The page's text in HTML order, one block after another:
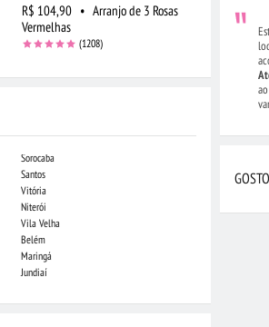
R$ 104,90 • Arranjo de 3 Rosas
Vermelhas
(1208)
R$ 159,90
Brancas
Sorocaba
Santos
Vitória
Niterói
Vila Velha
Belém
Maringá
Jundiaí
Indaiatuba